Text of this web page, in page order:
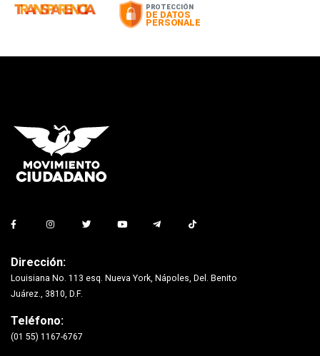
Dirección:
Louisiana No. 113 esq. Nueva York, Nápoles, Del. Benito
Juárez., 3810, D.F.
Teléfono:
(01 55) 1167-6767